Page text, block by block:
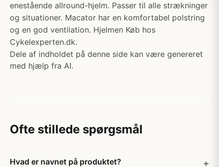
enestående allround-hjelm. Passer til alle strækninger
og situationer. Macator har en komfortabel polstring
og en god ventilation. Hjelmen Køb hos
Cykelexperten.dk.
Dele af indholdet på denne side kan være genereret
med hjælp fra AI.
Ofte stillede spørgsmål
Hvad er navnet på produktet?